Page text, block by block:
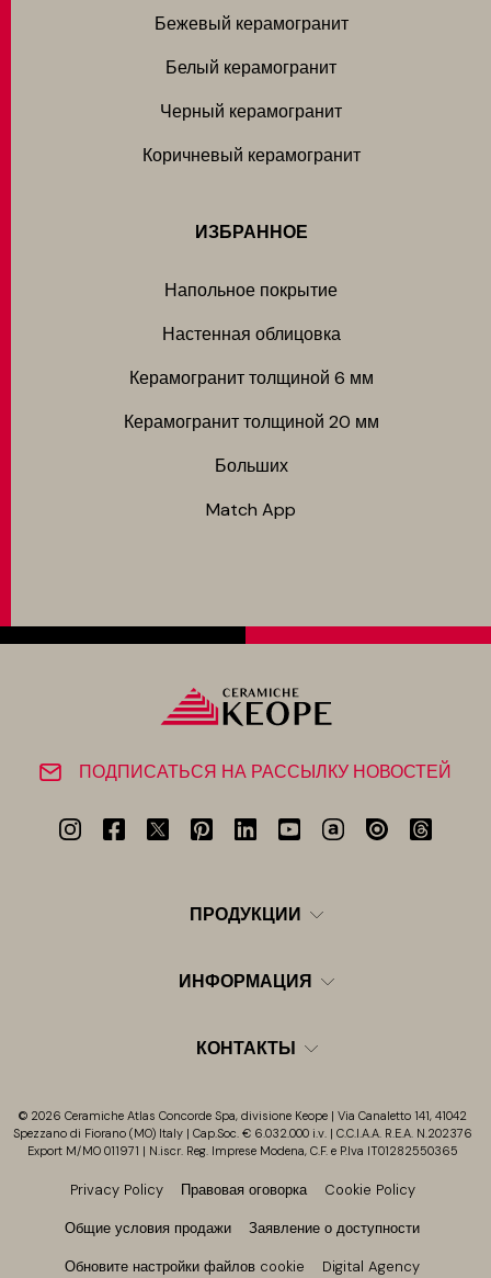
Бежевый керамогранит
Белый керамогранит
Черный керамогранит
Коричневый керамогранит
ИЗБРАННОЕ
Напольное покрытие
Настенная облицовка
Керамогранит толщиной 6 мм
Керамогранит толщиной 20 мм
Больших
Match App
ПОДПИСАТЬСЯ НА РАССЫЛКУ НОВОСТЕЙ
ПРОДУКЦИИ
ИНФОРМАЦИЯ
КОНТАКТЫ
© 2026 Ceramiche Atlas Concorde Spa, divisione Keope | Via Canaletto 141, 41042
Spezzano di Fiorano (MO) Italy | Cap.Soc. € 6.032.000 i.v. | C.C.I.A.A. R.E.A. N.202376
Export M/MO 011971 | N.iscr. Reg. Imprese Modena, C.F. e P.Iva IT01282550365
Privacy Policy Правовая оговорка Cookie Policy
Общие условия продажи Заявление о доступности
Обновите настройки файлов cookie Digital Agency